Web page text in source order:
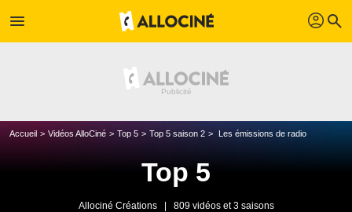
menu profil search
Accueil Vidéos AlloCiné Top 5 Top 5 saison 2 Les émissions de radio
Top 5
Allociné Créations 809 vidéos et 3 saisons